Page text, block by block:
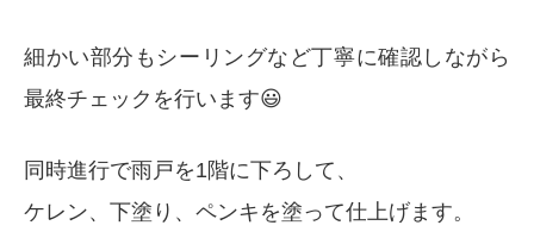
細かい部分もシーリングなど丁寧に確認しながら
最終チェックを行います😃
同時進行で雨戸を1階に下ろして、
ケレン、下塗り、ペンキを塗って仕上げます。